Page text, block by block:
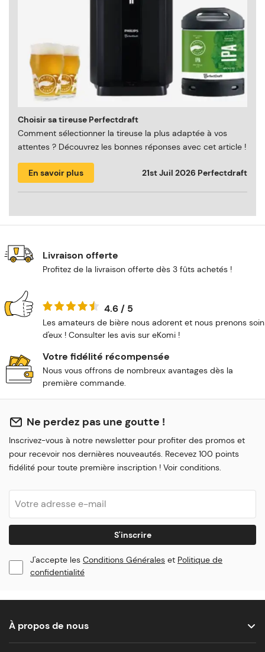
Choisir sa tireuse Perfectdraft
Comment sélectionner la tireuse la plus adaptée à vos
attentes ? Découvrez les bonnes réponses avec cet article !
En savoir plus 21st Juil 2026 Perfectdraft
Livraison offerte
Profitez de la livraison offerte dès 3 fûts achetés !
4.6 / 5
Les amateurs de bière nous adorent et nous prenons soin
d'eux ! Consulter les avis sur eKomi !
Votre fidélité récompensée
Nous vous offrons de nombreux avantages dès la
première commande.
Ne perdez pas une goutte !
Inscrivez-vous à notre newsletter pour profiter des promos et
pour recevoir nos dernières nouveautés. Recevez 100 points
fidélité pour toute première inscription ! Voir conditions.
S'inscrire
J'accepte les Conditions Générales et Politique de
confidentialité
À propos de nous